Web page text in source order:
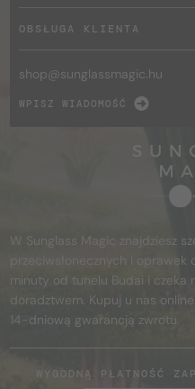
OBSŁUGA KLIENTA
shop@sunglassmagic.hu
WPISZ WIADOMOŚĆ
W Sunglass Magic znajdziesz
przeciwsłonecznych i oprawek
minuty od tunelu Budai i czeka
doradztwem. Kupuj u nas
14-dniową gwarancją zwrotu.
WYGODNĄ PŁATNOŚĆ